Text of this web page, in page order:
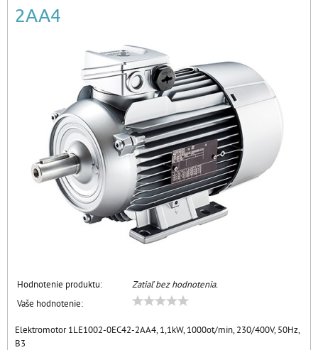
2AA4
Hodnotenie produktu:
Zatiaľ bez hodnotenia.
Vaše hodnotenie:
Elektromotor 1LE1002-0EC42-2AA4, 1,1kW, 1000ot/min, 230/400V, 50Hz,
B3